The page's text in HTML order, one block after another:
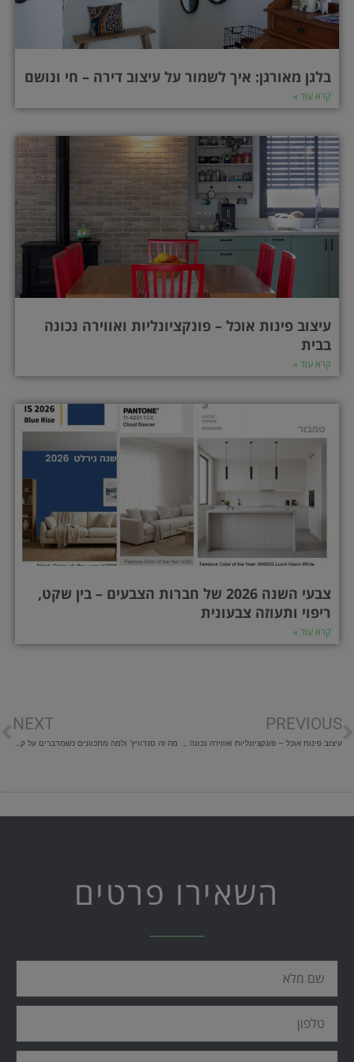
בלגן מאורגן: איך לשמור על עיצוב דירה – חי ונושם
קרא עוד »
עיצוב פינות אוכל – פונקציונליות ואווירה נכונה
בבית
קרא עוד »
צבעי השנה 2026 של חברות הצבעים – בין שקט,
ריפוי ותעוזה צבעונית
קרא עוד »
PREVIOUS
עיצוב פינות אוכל – פונקציונליות ואווירה נכונה בבית
NEXT
מה זה סנדוויץ' ולמה מתכוונים כשמדברים על קנט?
השאירו פרטים
מלא